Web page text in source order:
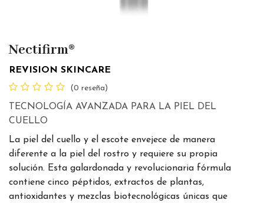
Nectifirm®
REVISION SKINCARE
(0 reseña)
TECNOLOGÍA AVANZADA PARA LA PIEL DEL
CUELLO
La piel del cuello y el escote envejece de manera
diferente a la piel del rostro y requiere su propia
solución. Esta galardonada y revolucionaria fórmula
contiene cinco péptidos, extractos de plantas,
antioxidantes y mezclas biotecnológicas únicas que